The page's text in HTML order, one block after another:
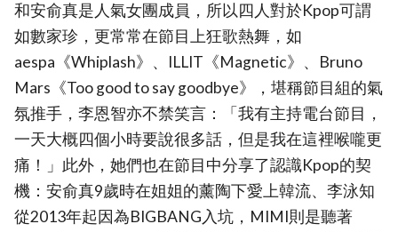
和安俞真是人氣女團成員，所以四人對於Kpop可謂
如數家珍，更常常在節目上狂歌熱舞，如
aespa《Whiplash》、ILLIT《Magnetic》、Bruno
Mars《Too good to say goodbye》，堪稱節目組的氣
氛推手，李恩智亦不禁笑言：「我有主持電台節目，
一天大概四個小時要說很多話，但是我在這裡喉嚨更
痛！」此外，她們也在節目中分享了認識Kpop的契
機：安俞真9歲時在姐姐的薰陶下愛上韓流、李泳知
從2013年起因為BIGBANG入坑，MIMI則是聽著